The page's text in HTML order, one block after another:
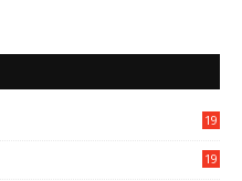
19
19